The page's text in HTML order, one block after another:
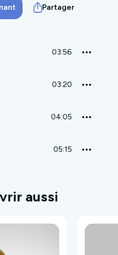
Partager
03:56
03:20
04:05
05:15
aussi